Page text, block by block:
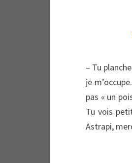
– Tu
je
pas « un
Tu vois
Astrapi,